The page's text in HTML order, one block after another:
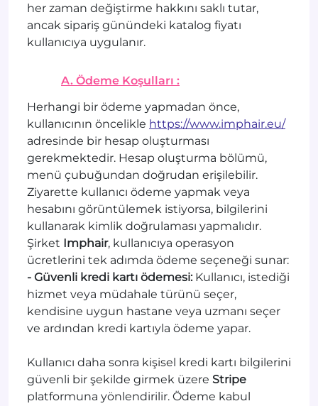
her zaman değiştirme hakkını saklı tutar,
ancak sipariş günündeki katalog fiyatı
kullanıcıya uygulanır.
A. Ödeme Koşulları :
Herhangi bir ödeme yapmadan önce,
kullanıcının öncelikle https://www.imphair.eu/
adresinde bir hesap oluşturması
gerekmektedir. Hesap oluşturma bölümü,
menü çubuğundan doğrudan erişilebilir.
Ziyarette kullanıcı ödeme yapmak veya
hesabını görüntülemek istiyorsa, bilgilerini
kullanarak kimlik doğrulaması yapmalıdır.
Şirket Imphair, kullanıcıya operasyon
ücretlerini tek adımda ödeme seçeneği sunar:
- Güvenli kredi kartı ödemesi:Kullanıcı, istediği
hizmet veya müdahale türünü seçer,
kendisine uygun hastane veya uzmanı seçer
ve ardından kredi kartıyla ödeme yapar.
Kullanıcı daha sonra kişisel kredi kartı bilgilerini
güvenli bir şekilde girmek üzere Stripe
platformuna yönlendirilir. Ödeme kabul